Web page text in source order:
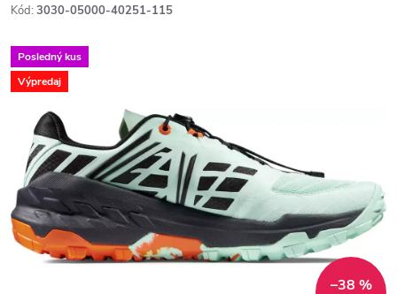
Kód: 3030-05000-40251-115
Posledný kus
Výpredaj
–38 %